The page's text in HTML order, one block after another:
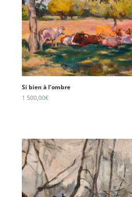
Si bien à l’ombre
1 500,00€